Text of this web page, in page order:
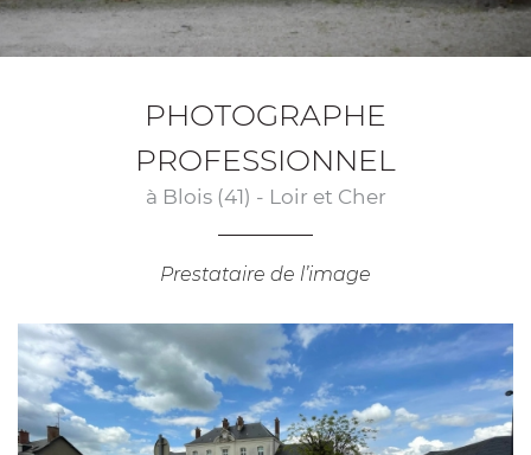
PHOTOGRAPHE
PROFESSIONNEL
à Blois (41) - Loir et Cher
Prestataire de l’image
client, sourire et services de proximité.